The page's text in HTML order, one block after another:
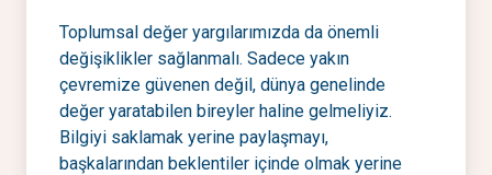
Toplumsal değer yargılarımızda da önemli
değişiklikler sağlanmalı. Sadece yakın
çevremize güvenen değil, dünya genelinde
değer yaratabilen bireyler haline gelmeliyiz.
Bilgiyi saklamak yerine paylaşmayı,
başkalarından beklentiler içinde olmak yerine